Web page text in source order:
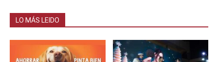
LO MÁS LEIDO